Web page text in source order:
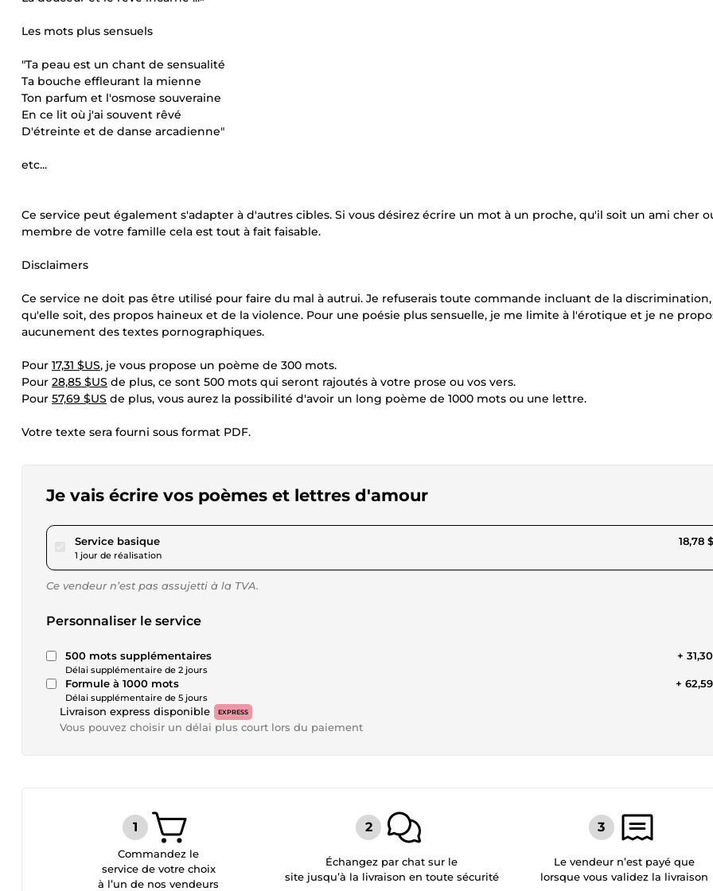
Les mots plus sensuels
"Ta peau est un chant de sensualité
Ta bouche effleurant la mienne
Ton parfum et l'osmose souveraine
En ce lit où j'ai souvent rêvé
D'étreinte et de danse arcadienne"
etc...
Ce service peut également s'adapter à d'autres cibles. Si vous désirez écrire un mot à un proche, qu'il soit un ami cher
membre de votre famille cela est tout à fait faisable.
Disclaimers
Ce service ne doit pas être utilisé pour faire du mal à autrui. Je refuserais toute commande incluant de la
qu'elle soit, des propos haineux et de la violence. Pour une poésie plus sensuelle, je me limite à l'érotique et je ne
aucunement des textes pornographiques.
Pour 17,31 $US, je vous propose un poème de 300 mots.
Pour 28,85 $US de plus, ce sont 500 mots qui seront rajoutés à votre prose ou vos vers.
Pour 57,69 $US de plus, vous aurez la possibilité d'avoir un long poème de 1000 mots ou une lettre.
Votre texte sera fourni sous format PDF.
Je vais écrire vos poèmes et lettres d'amour
Service basiquepour 17,31 $US
1 jour de réalisation
18,78
Ce vendeur n’est pas assujetti à la TVA.
Personnaliser le service
500 mots supplémentaires
Délai supplémentaire de 2 jours
+
Formule à 1000 mots
Délai supplémentaire de 5 jours
+
Livraison express disponible EXPRESS
Vous pouvez choisir un délai plus court lors du paiement
Commandez le
service de votre choix
à l’un de nos vendeurs
Échangez par chat sur le
site jusqu’à la livraison en toute sécurité
Le vendeur n’est payé que
lorsque vous validez la livraison